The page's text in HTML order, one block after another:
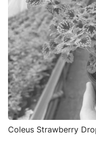
Coleus Strawberry